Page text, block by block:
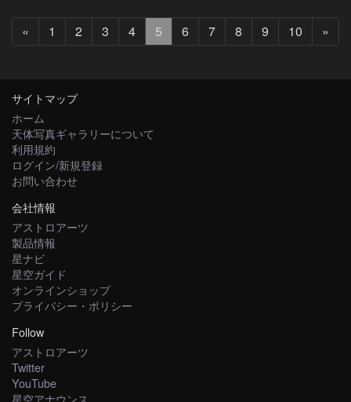
«
へ
1 2 3 4 5 6 7 8 9 10 »
へ
サイトマップ
ホーム
天体写真ギャラリーについて
利用規約
ログイン/新規登録
お問い合わせ
会社情報
アストロアーツ
製品情報
星ナビ
星空ガイド
オンラインショップ
プライバシー・ポリシー
Follow
アストロアーツ
Twitter
YouTube
星空アナウンス